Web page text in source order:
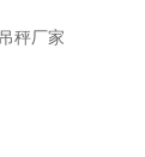
秤厂家